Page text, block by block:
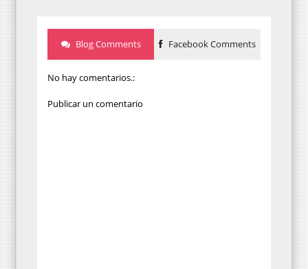
Blog Comments Facebook Comments
No hay comentarios.:
Publicar un comentario